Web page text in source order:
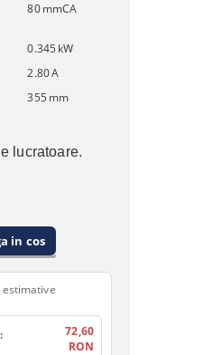
80mmCA
0.345 kW
2.80A
355 mm
lucratoare.
72,60
RON